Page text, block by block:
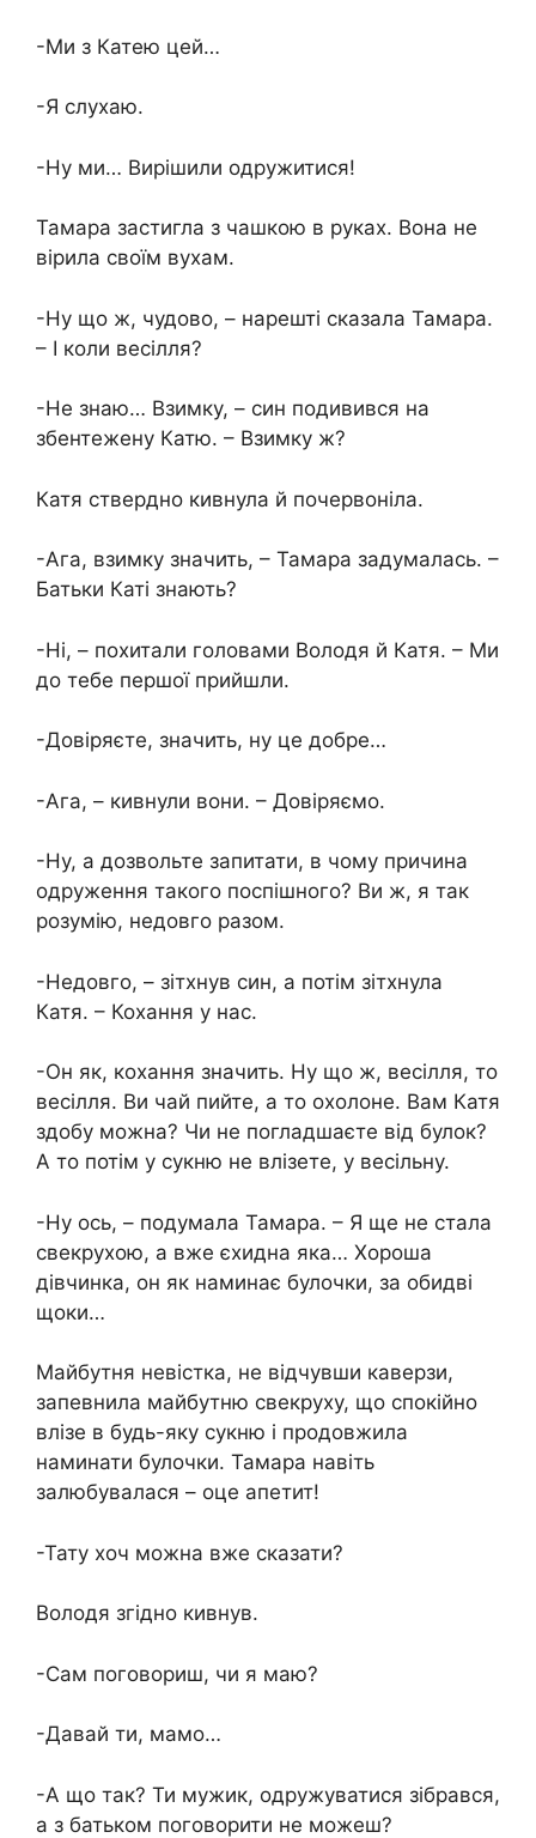
-Ми з Катею цей…
-Я слухаю.
-Ну ми… Вирішили одружитися!
Тамара застигла з чашкою в руках. Вона не
вірила своїм вухам.
-Ну що ж, чудово, – нарешті сказала Тамара.
– І коли весілля?
-Не знаю… Взимку, – син подивився на
збентежену Катю. – Взимку ж?
Катя ствердно кивнула й почервоніла.
-Ага, взимку значить, – Тамара задумалась. –
Батьки Каті знають?
-Ні, – похитали головами Володя й Катя. – Ми
до тебе першої прийшли.
-Довіряєте, значить, ну це добре…
-Ага, – кивнули вони. – Довіряємо.
-Ну, а дозвольте запитати, в чому причина
одруження такого поспішного? Ви ж, я так
розумію, недовго разом.
-Недовго, – зітхнув син, а потім зітхнула
Катя. – Кохання у нас.
-Он як, кохання значить. Ну що ж, весілля, то
весілля. Ви чай пийте, а то охолоне. Вам Катя
здобу можна? Чи не погладшаєте від булок?
А то потім у сукню не влізете, у весільну.
-Ну ось, – подумала Тамара. – Я ще не стала
свекрухою, а вже єхидна яка… Хороша
дівчинка, он як наминає булочки, за обидві
щоки…
Майбутня невістка, не відчувши каверзи,
запевнила майбутню свекруху, що спокійно
влізе в будь-яку сукню і продовжила
наминати булочки. Тамара навіть
залюбувалася – оце апетит!
-Тату хоч можна вже сказати?
Володя згідно кивнув.
-Сам поговориш, чи я маю?
-Давай ти, мамо…
-А що так? Ти мужик, одружуватися зібрався,
а з батьком поговорити не можеш?